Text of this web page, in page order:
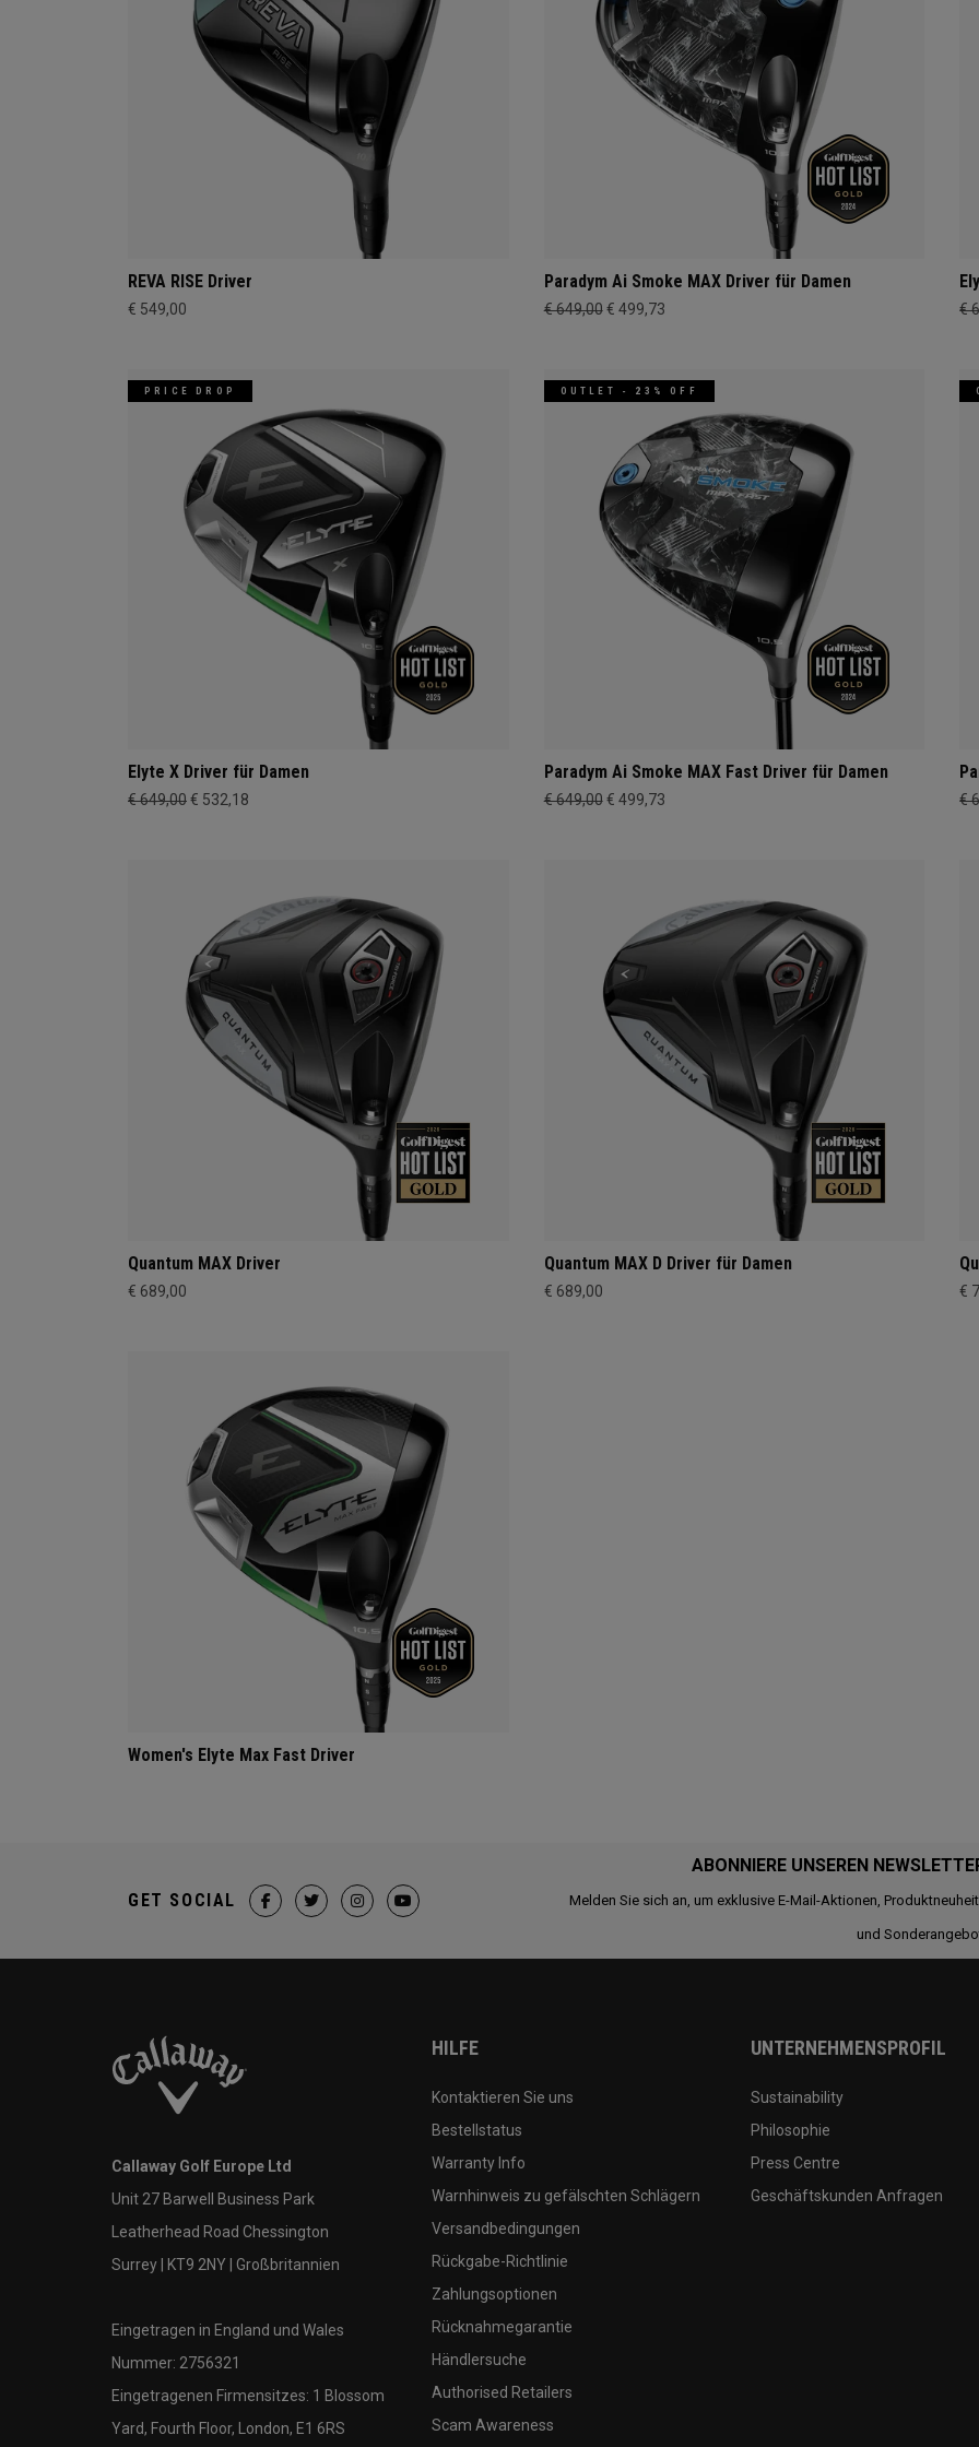
REVA RISE Driver
€ 549,00
Paradym Ai Smoke MAX Driver für Damen
€ 649,00 € 499,73 €
PRICE DROP
Elyte X Driver für Damen
€ 649,00€ 532,18
OUTLET - 23% OFF
Paradym Ai Smoke MAX Fast Driver für Damen
€ 649,00 € 499,73 €
Quantum MAX Driver
€ 689,00
Quantum MAX D Driver für Damen
€ 689,00 €
Women's Elyte Max Fast Driver
ABONNIERE UNSEREN
Melden Sie sich an, um exklusive E-Mail-Aktionen,
und
GET SOCIAL
Callaway Golf Europe Ltd
Unit 27 Barwell Business Park
Leatherhead Road Chessington
Surrey | KT9 2NY | Großbritannien
Eingetragen in England und Wales
Nummer: 2756321
Eingetragenen Firmensitzes: 1 Blossom
Yard, Fourth Floor, London, E1 6RS
HILFE
Kontaktieren Sie uns
Bestellstatus
Warranty Info
Warnhinweis zu gefälschten Schlägern
Versandbedingungen
Rückgabe-Richtlinie
Zahlungsoptionen
Rücknahmegarantie
Händlersuche
Authorised Retailers
Scam Awareness
UNTERNEHMENSPROFIL
Sustainability
Philosophie
Press Centre
Geschäftskunden Anfragen